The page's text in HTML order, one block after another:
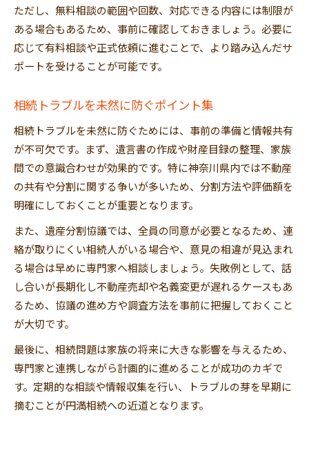
ただし、無料相談の範囲や回数、対応できる内容には制限が
ある場合もあるため、事前に確認しておきましょう。必要に
応じて有料相談や正式依頼に進むことで、より踏み込んだサ
ポートを受けることが可能です。
相続トラブルを未然に防ぐポイント集
相続トラブルを未然に防ぐためには、事前の準備と情報共有
が不可欠です。まず、遺言書の作成や財産目録の整理、家族
間での意識合わせが効果的です。特に神奈川県内では不動産
の共有や分割に関する争いが多いため、分割方法や評価額を
明確にしておくことが重要となります。
また、遺産分割協議では、全員の同意が必要となるため、連
絡が取りにくい相続人がいる場合や、意見の相違が見込まれ
る場合は早めに専門家へ相談しましょう。失敗例として、話
し合いが長期化し不動産売却や名義変更が遅れるケースもあ
るため、協議の進め方や調査方法を事前に把握しておくこと
が大切です。
最後に、相続問題は家族の将来に大きな影響を与えるため、
専門家と連携しながら計画的に進めることが成功のカギで
す。定期的な相談や情報収集を行い、トラブルの芽を早期に
摘むことが円満相続への近道となります。